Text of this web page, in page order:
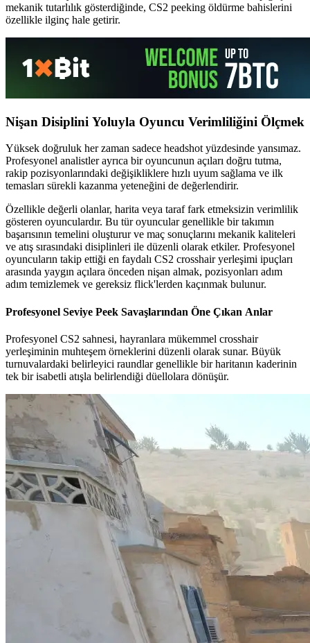
mekanik tutarlılık gösterdiğinde, CS2 peeking öldürme bahislerini
özellikle ilginç hale getirir.
Nişan Disiplini Yoluyla Oyuncu Verimliliğini Ölçmek
Yüksek doğruluk her zaman sadece headshot yüzdesinde yansımaz.
Profesyonel analistler ayrıca bir oyuncunun açıları doğru tutma,
rakip pozisyonlarındaki değişikliklere hızlı uyum sağlama ve ilk
temasları sürekli kazanma yeteneğini de değerlendirir.
Özellikle değerli olanlar, harita veya taraf fark etmeksizin verimlilik
gösteren oyunculardır. Bu tür oyuncular genellikle bir takımın
başarısının temelini oluşturur ve maç sonuçlarını mekanik kaliteleri
ve atış sırasındaki disiplinleri ile düzenli olarak etkiler. Profesyonel
oyuncuların takip ettiği en faydalı CS2 crosshair yerleşimi ipuçları
arasında yaygın açılara önceden nişan almak, pozisyonları adım
adım temizlemek ve gereksiz flick'lerden kaçınmak bulunur.
Profesyonel Seviye Peek Savaşlarından Öne Çıkan Anlar
Profesyonel CS2 sahnesi, hayranlara mükemmel crosshair
yerleşiminin muhteşem örneklerini düzenli olarak sunar. Büyük
turnuvalardaki belirleyici raundlar genellikle bir haritanın kaderinin
tek bir isabetli atışla belirlendiği düellolara dönüşür.